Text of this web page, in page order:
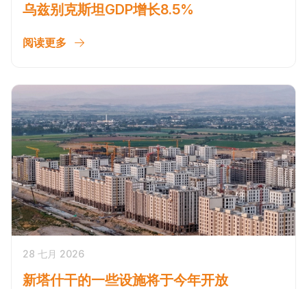
乌兹别克斯坦GDP增长8.5%
阅读更多
28 七月 2026
新塔什干的一些设施将于今年开放